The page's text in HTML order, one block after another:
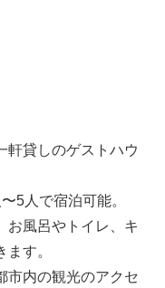
軒貸しのゲストハウ
5人で宿泊可能。
お風呂やトイレ、キ
す。
市内の観光のアクセ